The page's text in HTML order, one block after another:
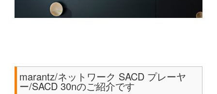
marantz/ネットワーク SACD プレーヤ
ー/SACD 30nのご紹介です